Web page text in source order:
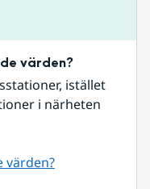
värden?
istället
i närheten
värden?